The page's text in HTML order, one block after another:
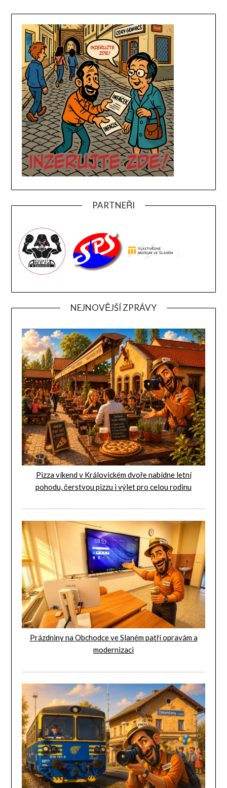
PARTNEŘI
NEJNOVĚJŠÍ ZPRÁVY
Pizza víkend v Královickém dvoře nabídne letní
pohodu, čerstvou pizzu i výlet pro celou rodinu
Prázdniny na Obchodce ve Slaném patří opravám a
modernizaci